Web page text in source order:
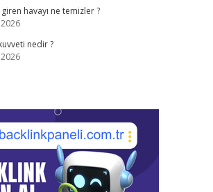
havayı ne temizler ?
nedir ?